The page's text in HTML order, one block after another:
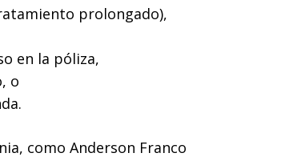
prolongado),
en la póliza,
o
como Anderson Franco